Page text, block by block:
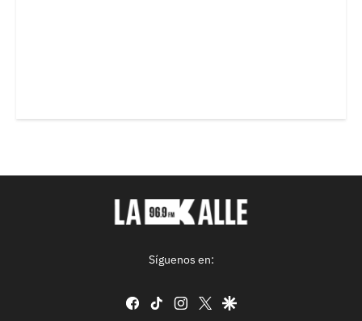
Síguenos en:
facebook
tiktok instagram
twittergoogle